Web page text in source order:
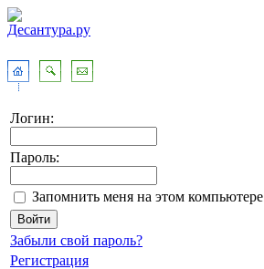
Логин:
Пароль:
Запомнить меня на этом компьютере
Забыли свой пароль?
Регистрация